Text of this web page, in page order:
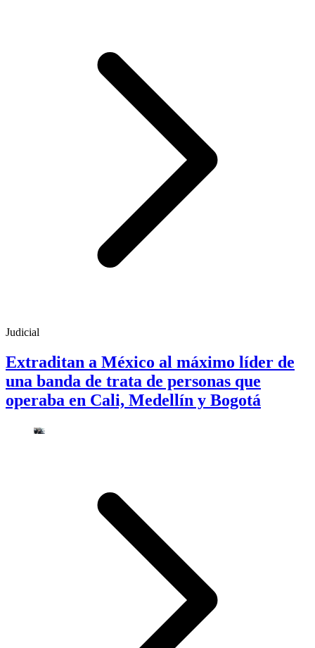
Judicial
Extraditan a México al máximo líder de
una banda de trata de personas que
operaba en Cali, Medellín y Bogotá